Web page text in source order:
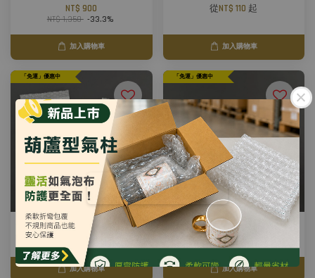
NT$ 900
NT$ 1,350 -33.3%
加入購物車
從NT$ 110 起
加入購物車
「免運」優惠中
單層氣泡袋 ➽免運❧
NT$ 990
加入購物車
「免運」優惠中
雙層氣泡袋 ➽免運❧
從NT$ 1,600
加入購物車